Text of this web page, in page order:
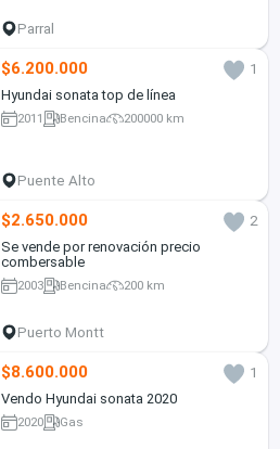
Parral
$6.200.000
1
Hyundai sonata top de línea
2011 Bencina 200000 km
Puente Alto
$2.650.000
2
Se vende por renovación precio
combersable
2003 Bencina 200 km
Puerto Montt
$8.600.000
1
Vendo Hyundai sonata 2020
2020 Gas